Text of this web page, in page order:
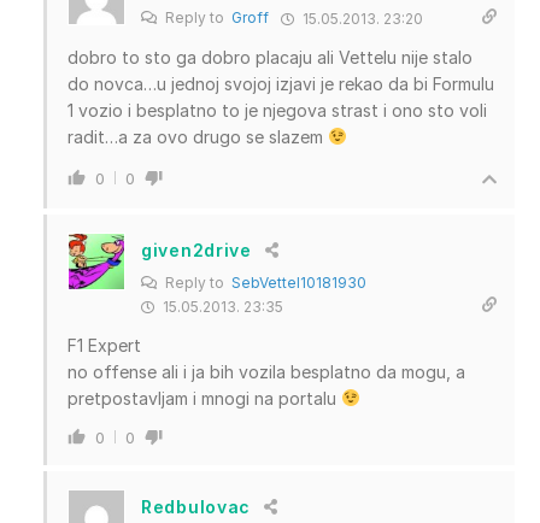
Reply to Groff 15.05.2013. 23:20
dobro to sto ga dobro placaju ali Vettelu nije stalo
do novca…u jednoj svojoj izjavi je rekao da bi Formulu
1 vozio i besplatno to je njegova strast i ono sto voli
radit…a za ovo drugo se slazem
0 0
given2drive
Reply to SebVettel10181930
15.05.2013. 23:35
F1 Expert
no offense ali i ja bih vozila besplatno da mogu, a
pretpostavljam i mnogi na portalu
0 0
Redbulovac